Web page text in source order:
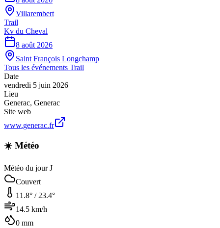
Villarembert
Trail
Kv du Cheval
8 août 2026
Saint François Longchamp
Tous les événements Trail
Date
vendredi 5 juin 2026
Lieu
Generac, Generac
Site web
www.generac.fr
☀️ Météo
Météo du jour J
Couvert
11.8° / 23.4°
14.5 km/h
0 mm